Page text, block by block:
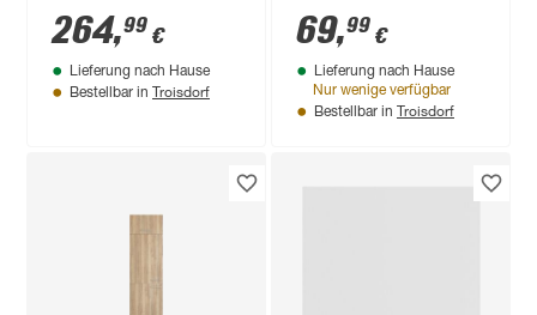
grau/eichefarben
144,8 x 60 cm
264,99 €
Lieferung nach Hause
Bestellbar in Troisdorf
Bengt932' weiß 45 x
87 x 58,4 cm
69,99 €
Lieferung nach Hause
Nur wenige verfügbar
Bestellbar in Troisdorf